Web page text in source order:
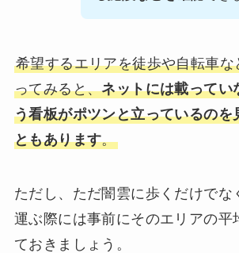
希望するエリアを徒歩や自転車
ってみると、ネットには載ってい
う看板がポツンと立っているのを
ともあります。
ただし、ただ闇雲に歩くだけでな
運ぶ際には事前にそのエリアの平
ておきましょう。